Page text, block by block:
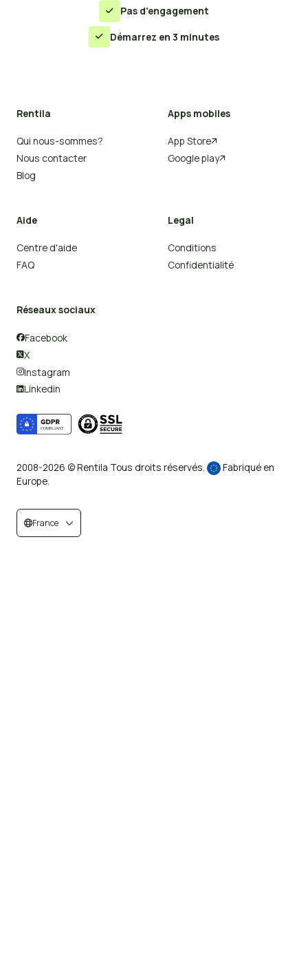
 Pas d'engagement
 Démarrez en 3 minutes
Rentila
Qui nous-sommes?
Nous contacter
Blog
Apps mobiles
App Store
Google play
Aide
Centre d'aide
FAQ
Legal
Conditions
Confidentialité
Réseaux sociaux
Facebook
X
Instagram
Linkedin
2008-2026 © Rentila Tous droits réservés.
Fabriqué en
Europe.
France 